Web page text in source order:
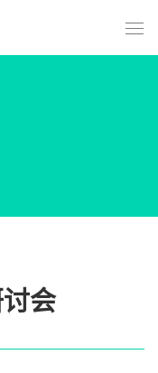
会